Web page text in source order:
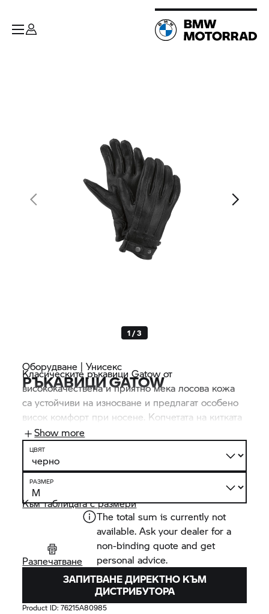
1 / 3
Оборудване | Унисекс
РЪКАВИЦИ GATOW
Класическите ръкавици Gatow от
висококачествена и приятно мека лосова кожа
са устойчиви на износване и предлагат особено
висок комфорт при носене. Копчетата на китката
позволяват да се регулира ширината на
приспособлението за затваряне. Това
предотвратява нежелано изхлузване на
ръкавицата. Освен това са и практични:
показалецът е подходящ за управление на
сензорен екран.
Show more
ЦВЯТ
РАЗМЕР
Към таблицата с размери
Разпечатване
The total sum is currently not
available. Ask your dealer for a
non-binding quote and get
personal advice.
ЗАПИТВАНЕ ДИРЕКТНО КЪМ
ДИСТРИБУТОРА
Product ID:76215A80985